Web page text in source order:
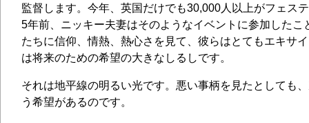
監督します。今年、英国だけでも30,000人以上がフェス
5年前、ニッキー夫妻はそのようなイベントに参加したこ
たちに信仰、情熱、熱心さを見て、彼らはとてもエキサ
は将来のための希望の大きなしるしです。
それは地平線の明るい光です。悪い事柄を見たとしても
う希望があるのです。